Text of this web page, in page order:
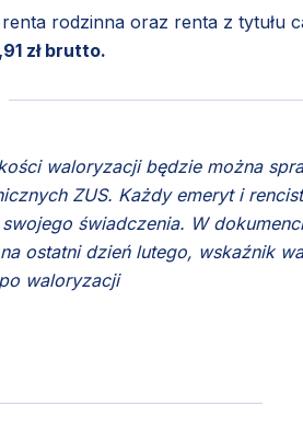
rodzinna oraz renta z tytułu
zł brutto.
waloryzacji będzie można
ZUS. Każdy emeryt i
świadczenia. W
ostatni dzień lutego, wskaźnik
waloryzacji